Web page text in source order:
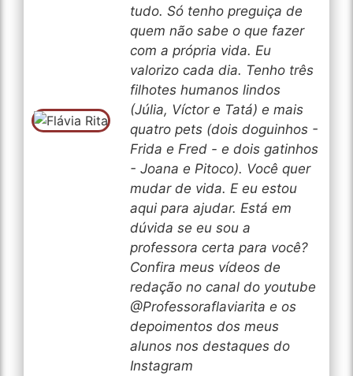
tudo. Só tenho preguiça de
quem não sabe o que fazer
com a própria vida. Eu
valorizo cada dia. Tenho três
filhotes humanos lindos
(Júlia, Víctor e Tatá) e mais
quatro pets (dois doguinhos -
Frida e Fred - e dois gatinhos
- Joana e Pitoco). Você quer
mudar de vida. E eu estou
aqui para ajudar. Está em
dúvida se eu sou a
professora certa para você?
Confira meus vídeos de
redação no canal do youtube
@Professoraflaviarita e os
depoimentos dos meus
alunos nos destaques do
Instagram